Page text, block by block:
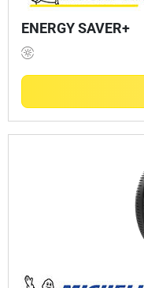
ENERGY SAVER+